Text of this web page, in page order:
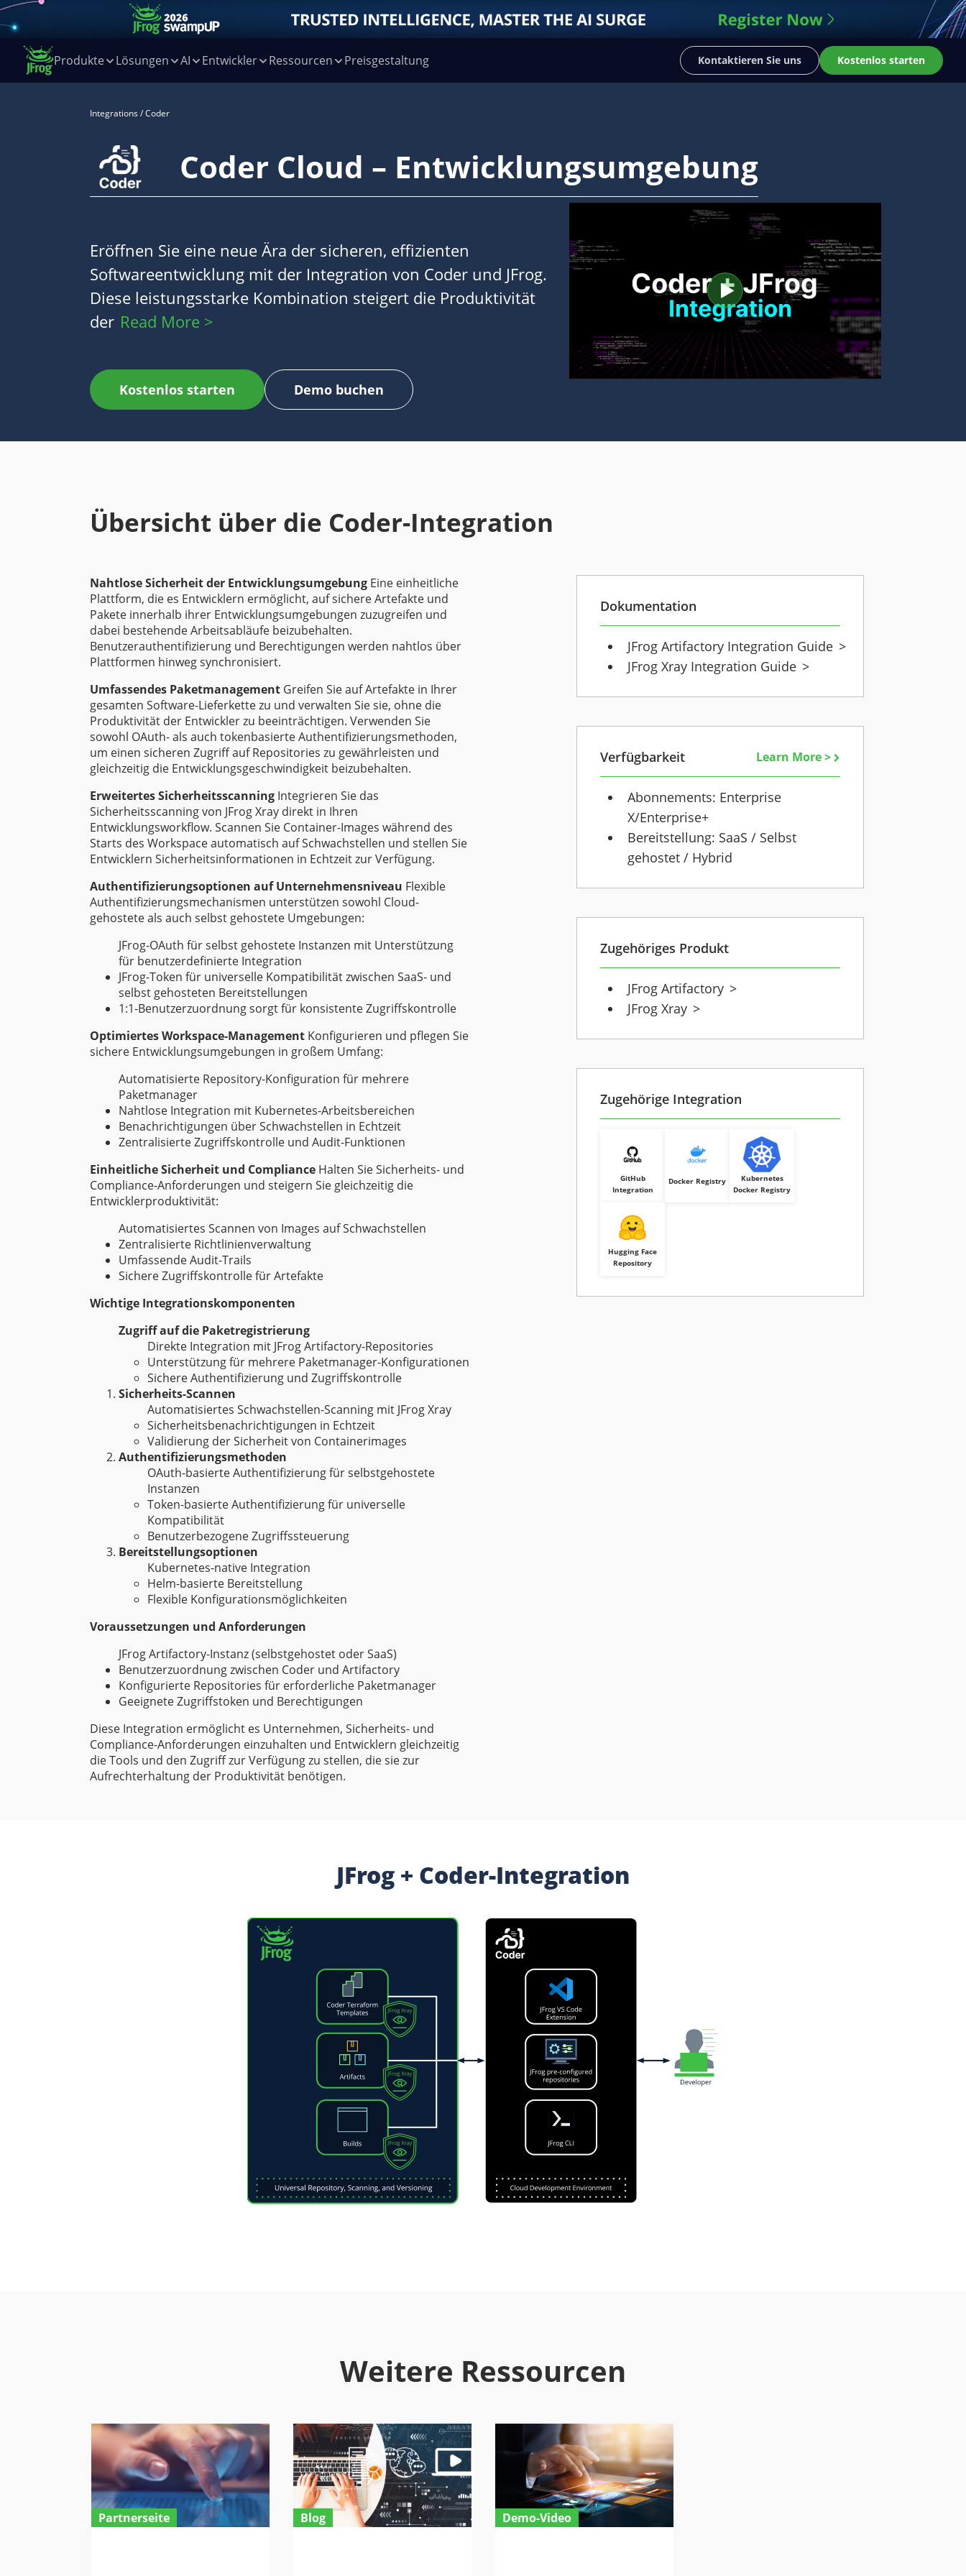
Produkte Lösungen AI Entwickler Ressourcen Preisgestaltung Kontaktieren Sie uns Kostenlos starten
Integrations / Coder
Coder Cloud – Entwicklungsumgebung
Eröffnen Sie eine neue Ära der sicheren, effizienten
Softwareentwicklung mit der Integration von Coder und JFrog.
Diese leistungsstarke Kombination steigert die Produktivität
der Read More >
Kostenlos starten Demo buchen
Übersicht über die Coder-Integration
Nahtlose Sicherheit der Entwicklungsumgebung Eine einheitliche
Plattform, die es Entwicklern ermöglicht, auf sichere Artefakte und
Pakete innerhalb ihrer Entwicklungsumgebungen zuzugreifen und
dabei bestehende Arbeitsabläufe beizubehalten.
Benutzerauthentifizierung und Berechtigungen werden nahtlos über
Plattformen hinweg synchronisiert.
Umfassendes Paketmanagement Greifen Sie auf Artefakte in Ihrer
gesamten Software-Lieferkette zu und verwalten Sie sie, ohne die
Produktivität der Entwickler zu beeinträchtigen. Verwenden Sie
sowohl OAuth- als auch tokenbasierte Authentifizierungsmethoden,
um einen sicheren Zugriff auf Repositories zu gewährleisten und
gleichzeitig die Entwicklungsgeschwindigkeit beizubehalten.
Erweitertes Sicherheitsscanning Integrieren Sie das
Sicherheitsscanning von JFrog Xray direkt in Ihren
Entwicklungsworkflow. Scannen Sie Container-Images während des
Starts des Workspace automatisch auf Schwachstellen und stellen Sie
Entwicklern Sicherheitsinformationen in Echtzeit zur Verfügung.
Authentifizierungsoptionen auf Unternehmensniveau Flexible
Authentifizierungsmechanismen unterstützen sowohl Cloud-
gehostete als auch selbst gehostete Umgebungen:
JFrog-OAuth für selbst gehostete Instanzen mit Unterstützung
für benutzerdefinierte Integration
JFrog-Token für universelle Kompatibilität zwischen SaaS- und
selbst gehosteten Bereitstellungen
1:1-Benutzerzuordnung sorgt für konsistente Zugriffskontrolle
Optimiertes Workspace-Management Konfigurieren und pflegen Sie
sichere Entwicklungsumgebungen in großem Umfang:
Automatisierte Repository-Konfiguration für mehrere
Paketmanager
Nahtlose Integration mit Kubernetes-Arbeitsbereichen
Benachrichtigungen über Schwachstellen in Echtzeit
Zentralisierte Zugriffskontrolle und Audit-Funktionen
Einheitliche Sicherheit und Compliance Halten Sie Sicherheits- und
Compliance-Anforderungen und steigern Sie gleichzeitig die
Entwicklerproduktivität:
Automatisiertes Scannen von Images auf Schwachstellen
Zentralisierte Richtlinienverwaltung
Umfassende Audit-Trails
Sichere Zugriffskontrolle für Artefakte
Wichtige Integrationskomponenten
Zugriff auf die Paketregistrierung
Direkte Integration mit JFrog Artifactory-Repositories
Unterstützung für mehrere Paketmanager-Konfigurationen
Sichere Authentifizierung und Zugriffskontrolle
Sicherheits-Scannen
Automatisiertes Schwachstellen-Scanning mit JFrog Xray
Sicherheitsbenachrichtigungen in Echtzeit
Validierung der Sicherheit von Containerimages
Authentifizierungsmethoden
OAuth-basierte Authentifizierung für selbstgehostete
Instanzen
Token-basierte Authentifizierung für universelle
Kompatibilität
Benutzerbezogene Zugriffssteuerung
Bereitstellungsoptionen
Kubernetes-native Integration
Helm-basierte Bereitstellung
Flexible Konfigurationsmöglichkeiten
Voraussetzungen und Anforderungen
JFrog Artifactory-Instanz (selbstgehostet oder SaaS)
Benutzerzuordnung zwischen Coder und Artifactory
Konfigurierte Repositories für erforderliche Paketmanager
Geeignete Zugriffstoken und Berechtigungen
Diese Integration ermöglicht es Unternehmen, Sicherheits- und
Compliance-Anforderungen einzuhalten und Entwicklern gleichzeitig
die Tools und den Zugriff zur Verfügung zu stellen, die sie zur
Aufrechterhaltung der Produktivität benötigen.
Dokumentation
JFrog Artifactory Integration Guide >
JFrog Xray Integration Guide >
Verfügbarkeit Learn More >
Abonnements: Enterprise
X/Enterprise+
Bereitstellung: SaaS / Selbst
gehostet / Hybrid
Zugehöriges Produkt
JFrog Artifactory >
JFrog Xray >
Zugehörige Integration
GitHub
Integration
Docker Registry
Kubernetes
Docker Registry
Hugging Face
Repository
JFrog + Coder-Integration
Weitere Ressourcen
Partnerseite Blog Demo-Video